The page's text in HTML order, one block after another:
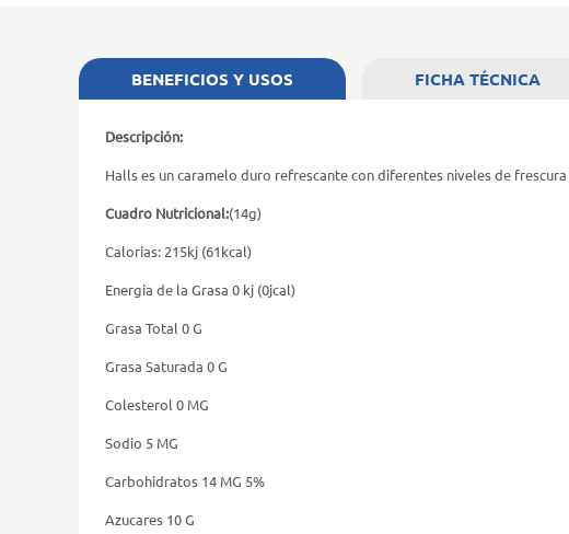
BENEFICIOS Y USOS
Descripción:
Halls es un caramelo duro refrescante con diferentes niveles de
Cuadro Nutricional:(14g)
Calorias: 215kj (61kcal)
Energia de la Grasa 0 kj (0jcal)
Grasa Total 0 G
Grasa Saturada 0 G
Colesterol 0 MG
Sodio 5 MG
Carbohidratos 14 MG 5%
Azucares 10 G
FICHA TÉCNICA